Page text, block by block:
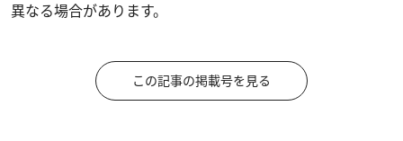
異なる場合があります。
この記事の掲載号を見る